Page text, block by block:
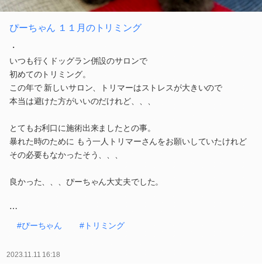
ぴーちゃん １１月のトリミング
・
いつも行くドッグラン併設のサロンで
初めてのトリミング。
この年で 新しいサロン、トリマーはストレスが大きいので
本当は避けた方がいいのだけれど、、、
とてもお利口に施術出来ましたとの事。
暴れた時のために もう一人トリマーさんをお願いしていたけれど
その必要もなかったそう、、、
良かった、、、ぴーちゃん大丈夫でした。
⋯
#ぴーちゃん
#トリミング
2023.11.11 16:18